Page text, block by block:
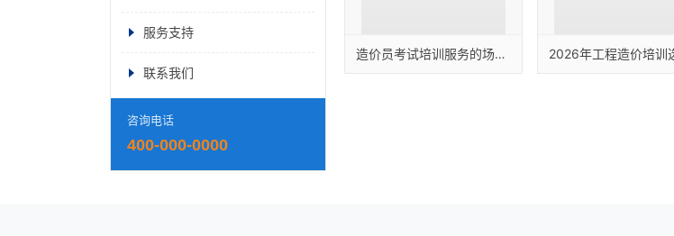
服务支持
联系我们
咨询电话
400-000-0000
造价员考试培训服务的场景适配与应用观察